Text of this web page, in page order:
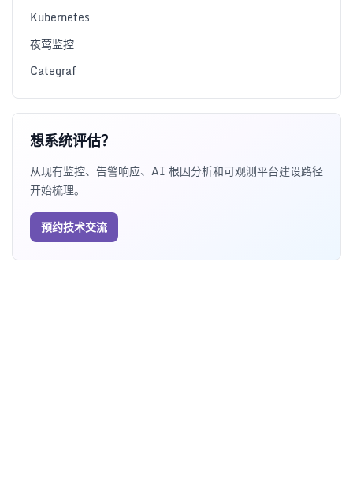
Kubernetes
夜莺监控
Categraf
想系统评估？
从现有监控、告警响应、AI 根因分析和可观测平台建设路径
开始梳理。
预约技术交流